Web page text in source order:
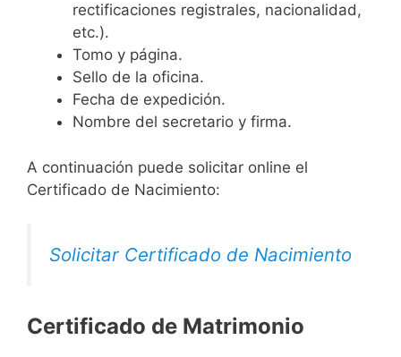
rectificaciones registrales, nacionalidad,
etc.).
Tomo y página.
Sello de la oficina.
Fecha de expedición.
Nombre del secretario y firma.
A continuación puede solicitar online el
Certificado de Nacimiento:
Solicitar Certificado de Nacimiento
Certificado de Matrimonio